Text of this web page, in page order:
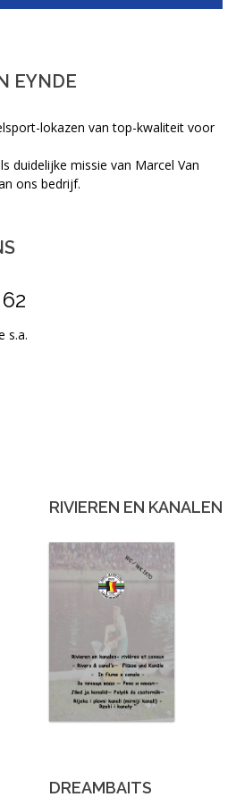
EYNDE
lokazen van top-kwaliteit voor
duidelijke missie van Marcel Van
ons bedrijf.
s.a.
RIVIEREN EN KANALEN
DREAMBAITS